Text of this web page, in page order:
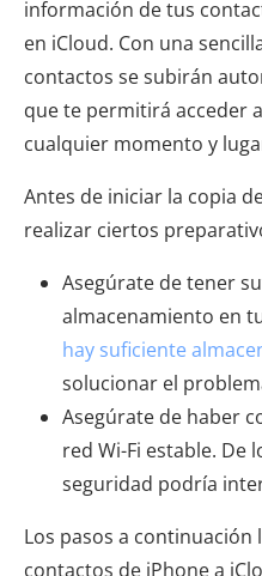
información de tus
en iCloud. Con una
contactos se subirán
que te permitirá acceder
cualquier momento y
Antes de iniciar la copia
realizar ciertos
Asegúrate de tener
almacenamiento en
hay suficiente
solucionar el
Asegúrate de haber
red Wi-Fi estable. De
seguridad podría
Los pasos a
contactos de iPhone a